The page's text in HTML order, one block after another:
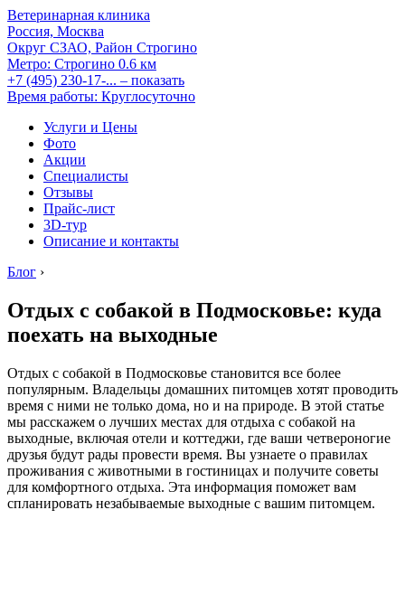
Ветеринарная клиника
Россия, Москва
Округ СЗАО, Район Строгино
Метро: Строгино 0.6 км
+7 (495) 230-17-... – показать
Время работы: Круглосуточно
Услуги и Цены
Фото
Акции
Специалисты
Отзывы
Прайс-лист
3D-тур
Описание и контакты
Блог ›
Отдых с собакой в Подмосковье: куда
поехать на выходные
Отдых с собакой в Подмосковье становится все более
популярным. Владельцы домашних питомцев хотят проводить
время с ними не только дома, но и на природе. В этой статье
мы расскажем о лучших местах для отдыха с собакой на
выходные, включая отели и коттеджи, где ваши четвероногие
друзья будут рады провести время. Вы узнаете о правилах
проживания с животными в гостиницах и получите советы
для комфортного отдыха. Эта информация поможет вам
спланировать незабываемые выходные с вашим питомцем.